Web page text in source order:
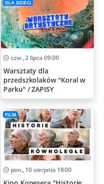
DLA DZIECI
czw., 2 lipca 09:00
Warsztaty dla
przedszkolaków "Koral w
Parku" / ZAPISY
FILM
pon., 10 sierpnia 18:00